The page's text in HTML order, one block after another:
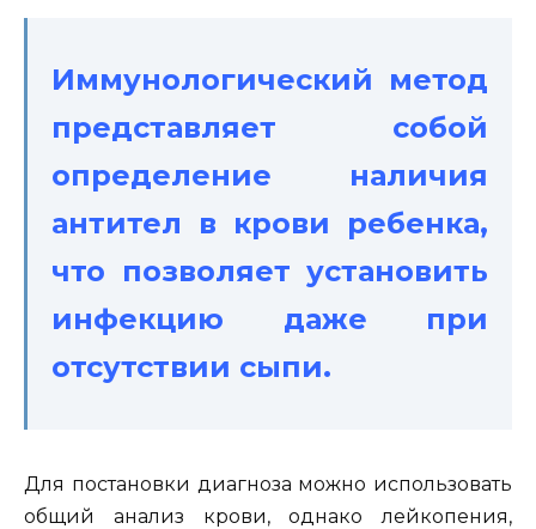
Иммунологический метод
представляет собой
определение наличия
антител в крови ребенка,
что позволяет установить
инфекцию даже при
отсутствии сыпи.
Для постановки диагноза можно использовать
общий анализ крови, однако лейкопения,